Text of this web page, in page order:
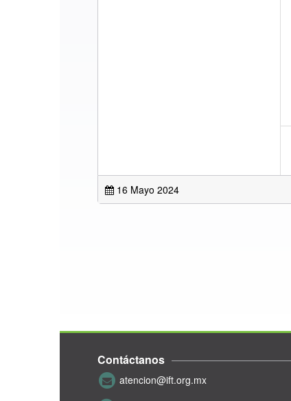
16 Mayo 2024
Contáctanos
atencion@ift.org.mx